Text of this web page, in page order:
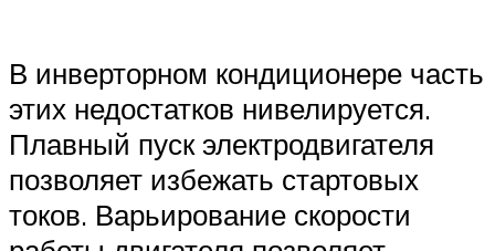
В инверторном кондиционере часть
этих недостатков нивелируется.
Плавный пуск электродвигателя
позволяет избежать стартовых
токов. Варьирование скорости